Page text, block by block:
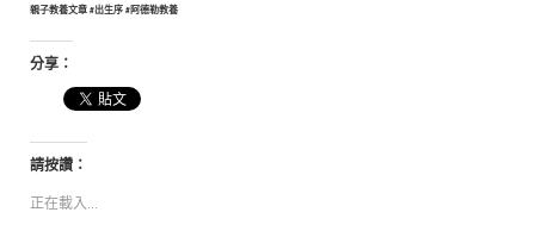
親子教養文章 #出生序 #阿德勒教養
分享：
請按讚：
正在載入...